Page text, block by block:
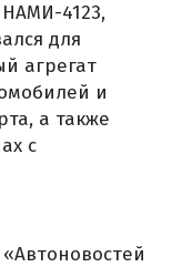
4123,
для
агрегат
и
а также
с